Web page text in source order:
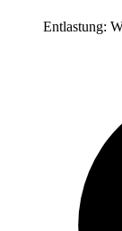
Entlastung: